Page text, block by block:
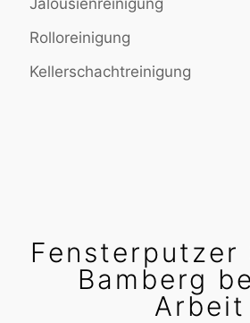
Jalousienreinigung
Rolloreinigung
Kellerschachtreinigung
Fensterputzer
Bamberg
Arbeit